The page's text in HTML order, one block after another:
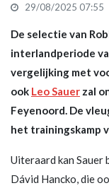
29/08/2025 07:55
De selectie van
interlandperiode
vergelijking met
ook Leo Sauer zal
Feyenoord. De
het trainingskamp
Uiteraard kan Sauer
Dávid Hancko, die